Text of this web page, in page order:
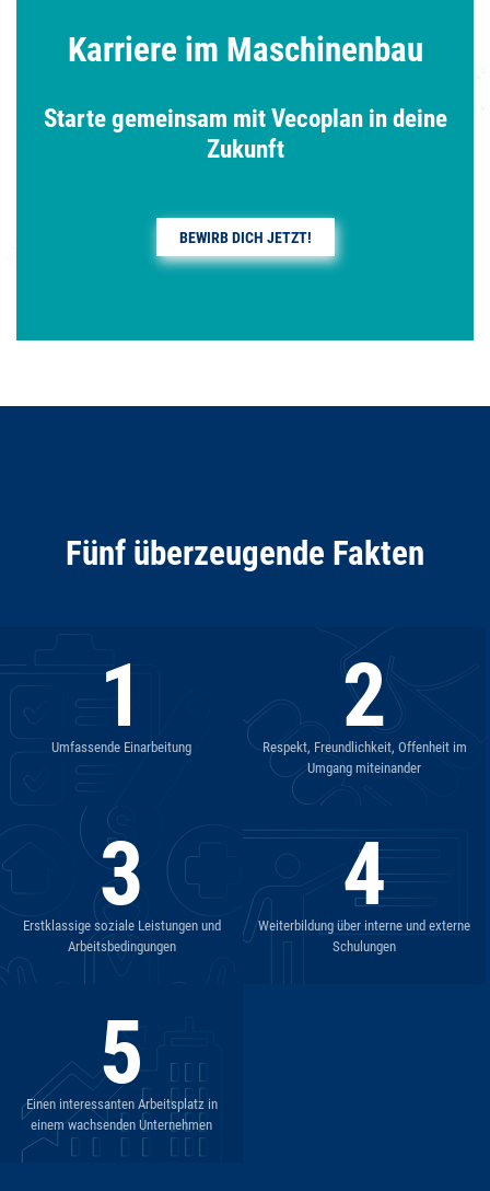
Karriere im Maschinenbau
Starte gemeinsam mit Vecoplan in deine
Zukunft
BEWIRB DICH JETZT!
Fünf überzeugende Fakten
1
Umfassende Einarbeitung 2
Respekt, Freundlichkeit, Offenheit im
Umgang miteinander
3
Erstklassige soziale Leistungen und
Arbeitsbedingungen
4
Weiterbildung über interne und externe
Schulungen
5
Einen interessanten Arbeitsplatz in
einem wachsenden Unternehmen